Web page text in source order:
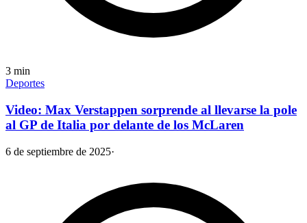
3 min
Deportes
Video: Max Verstappen sorprende al llevarse la pole
al GP de Italia por delante de los McLaren
6 de septiembre de 2025·